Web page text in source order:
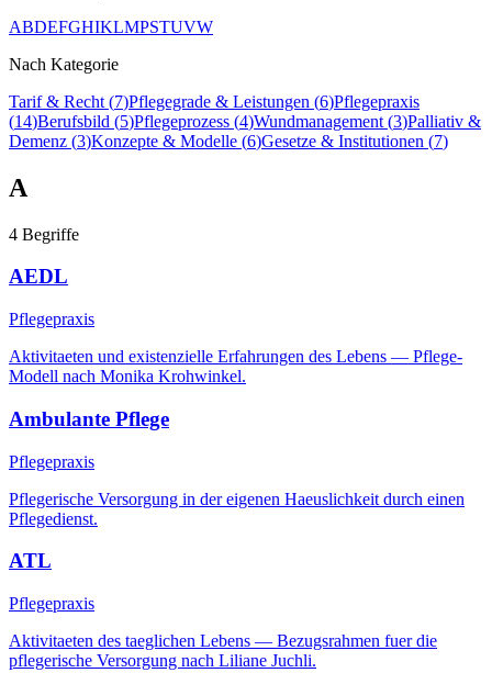
ABDEFGHIKLMPSTUVW
Nach Kategorie
Tarif & Recht (7)Pflegegrade & Leistungen (6)Pflegepraxis
(14)Berufsbild (5)Pflegeprozess (4)Wundmanagement (3)Palliativ &
Demenz (3)Konzepte & Modelle (6)Gesetze & Institutionen (7)
A
4 Begriffe
AEDL
Pflegepraxis
Aktivitaeten und existenzielle Erfahrungen des Lebens — Pflege-
Modell nach Monika Krohwinkel.
Ambulante Pflege
Pflegepraxis
Pflegerische Versorgung in der eigenen Haeuslichkeit durch einen
Pflegedienst.
ATL
Pflegepraxis
Aktivitaeten des taeglichen Lebens — Bezugsrahmen fuer die
pflegerische Versorgung nach Liliane Juchli.